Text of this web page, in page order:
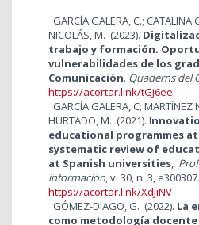
GARCÍA GALERA, C.; CATALINA
NICOLÁS, M. (2023).
trabajo y formación.
vulnerabilidades de los
Comunicación. Quaderns del
https://acortar.link/tGj6ee
GARCÍA GALERA, C; MARTÍNEZ
HURTADO, M. (2021). I
educational programmes
systematic review of
at Spanish universities,
información, v. 30, n. 3, e300307.
https://acortar.link/XdJiNV
GÓMEZ-DIAGO, G. (2022). La
como metodología